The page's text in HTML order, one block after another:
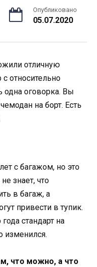
Опубликовано
05.07.2020
отличную
относительно
одна оговорка. Вы
на борт. Есть
с багажом, но это
знает, что
в багаж, а
привести в тупик.
стандарт на
изменился.
что можно, а что